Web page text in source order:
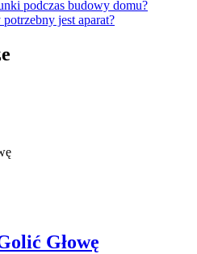
podczas budowy domu?
jest aparat?
Głowę